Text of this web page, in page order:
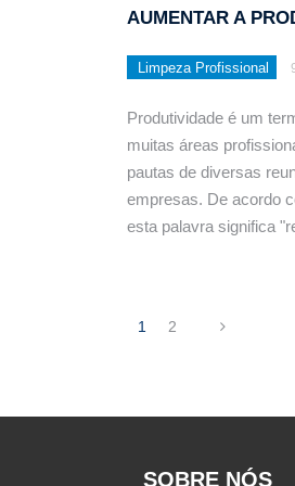
AUMENTAR A
Limpeza Profissional
Produtividade é um
muitas áreas
pautas de diversas
empresas. De acordo
esta palavra significa
1 2
SOBRE NÓS